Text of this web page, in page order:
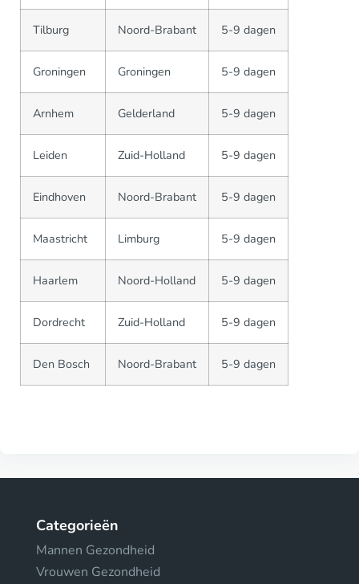
Tilburg Noord-Brabant 5-9 dagen
Groningen Groningen 5-9 dagen
Arnhem Gelderland 5-9 dagen
Leiden Zuid-Holland 5-9 dagen
Eindhoven Noord-Brabant 5-9 dagen
Maastricht Limburg 5-9 dagen
Haarlem Noord-Holland 5-9 dagen
Dordrecht Zuid-Holland 5-9 dagen
Den Bosch Noord-Brabant 5-9 dagen
Categorieën
Mannen Gezondheid
Vrouwen Gezondheid